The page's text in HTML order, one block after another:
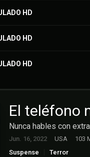
HD
HD
HD
El teléfono
Nunca hables con
Jun. 16, 2022 USA 103
Suspense
Terror